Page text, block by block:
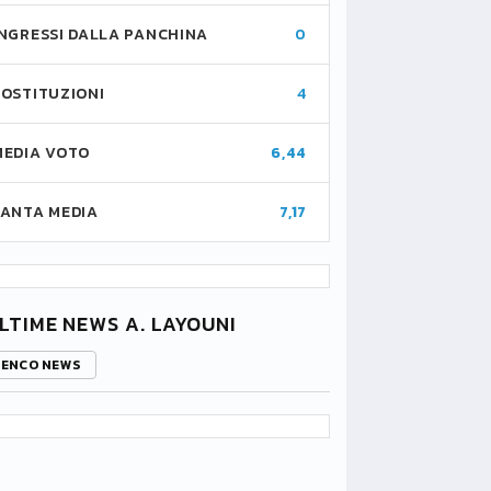
DALLA PANCHINA 0
4
VOTO 6,44
MEDIA 7,17
NEWS A. LAYOUNI
NEWS